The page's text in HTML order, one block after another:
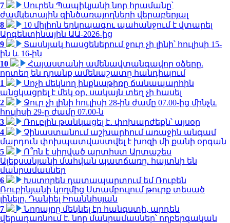
7
Սուրեն Պապիկյանի նոր հրամանը՝
ժամկետային զինծառայողների վերաբերյալ
8
10 միլիոն երկրպագու պահանջում է վտարել
Արգենտինային ԱԱ-2026-ից
9
Տասնյակ հասցեներում ջուր չի լինի՝ հուլիսի 15-
ին և 16-ին
10
Հայաստանի ամենավտանգավոր օձերը.
որտեղ են դրանք ամենաշատը հանդիպում
1
Սոչի մեկնող ինքնաթիռը ճանապարհին
անցկացրել է մեկ օր, սակայն տեղ չի հասել
2
Ջուր չի լինի հուլիսի 28-ին ժամը 07.00-ից մինչև
հուլիսի 29-ը ժամը 07.00-ն
3
Ռուբլին թանկացել է․ փոխարժեքն՝ այսօր
4
Չինաստանում աշխարհում առաջին անգամ
մարդուն փոխպատվաստվել է խոզի մի քանի օրգան
5
Ո՞րն է սիրված արտիստ Արտաշես
Ալեքսանյանի մահվան պատճառը. հայտնի են
մանրամասներ
6
Խստորեն դատապարտում եմ Ռուբեն
Ռուբինյանի կողմից Ստամբուլում թուրք տեսած
լինելը. Դանիել Իոաննիսյան
7
Նորայրը մեկնել էր հանգստի, արդեն
վերադառնում է. նոր մանրամասներ՝ ողբերգական